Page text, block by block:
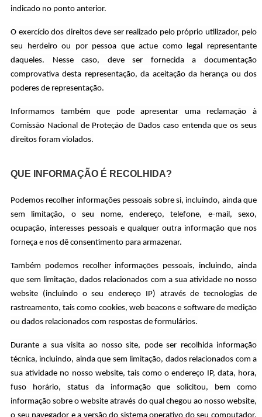
indicado no ponto anterior.
O exercício dos direitos deve ser realizado pelo próprio utilizador, pelo
seu herdeiro ou por pessoa que actue como legal representante
daqueles. Nesse caso, deve ser fornecida a documentação
comprovativa desta representação, da aceitação da herança ou dos
poderes de representação.
Informamos também que pode apresentar uma reclamação à
Comissão Nacional de Proteção de Dados caso entenda que os seus
direitos foram violados.
QUE INFORMAÇÃO É RECOLHIDA?
Podemos recolher informações pessoais sobre si, incluindo, ainda que
sem limitação, o seu nome, endereço, telefone, e-mail, sexo,
ocupação, interesses pessoais e qualquer outra informação que nos
forneça e nos dê consentimento para armazenar.
Também podemos recolher informações pessoais, incluindo, ainda
que sem limitação, dados relacionados com a sua atividade no nosso
website (incluindo o seu endereço IP) através de tecnologias de
rastreamento, tais como cookies, web beacons e software de medição
ou dados relacionados com respostas de formulários.
Durante a sua visita ao nosso site, pode ser recolhida informação
técnica, incluindo, ainda que sem limitação, dados relacionados com a
sua atividade no nosso website, tais como o endereço IP, data, hora,
fuso horário, status da informação que solicitou, bem como
informação sobre o website através do qual chegou ao nosso website,